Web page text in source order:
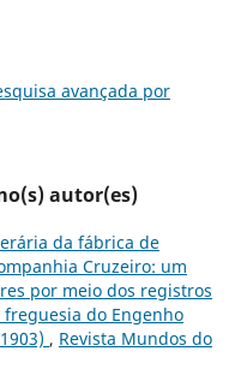
avançada por
autor(es)
da fábrica de
Cruzeiro: um
por meio dos registros
do Engenho
, Revista Mundos do